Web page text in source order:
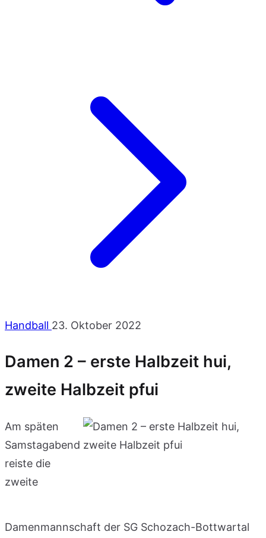
Handball 23. Oktober 2022
Damen 2 – erste Halbzeit hui,
zweite Halbzeit pfui
Am späten
Samstagabend
reiste die
zweite
Damenmannschaft der SG Schozach-Bottwartal